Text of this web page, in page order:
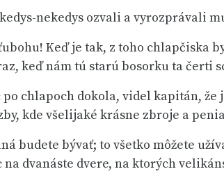
nekedys ozvali a vyrozprávali
Keď je tak, z toho chlapčiska
keď nám tú starú bosorku ta čerti
po chlapoch dokola, videl kapitán,
kde všelijaké krásne zbroje a
budete bývať; to všetko môžete
dvanáste dvere, na ktorých